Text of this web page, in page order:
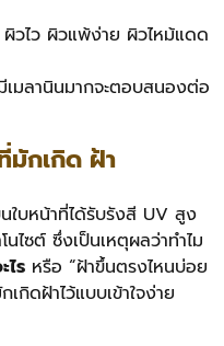
ผิวไว ผิวแพ้ง่าย ผิวไหม้แดด
เมลานินมากจะตอบสนองต่อ
มักเกิด ฝ้า
บหน้าที่ได้รับรังสี UV สูง
นไซต์ ซึ่งเป็นเหตุผลว่าทำไม
ไร หรือ “ฝ้าขึ้นตรงไหนบ่อย
ดฝ้าไว้แบบเข้าใจง่าย